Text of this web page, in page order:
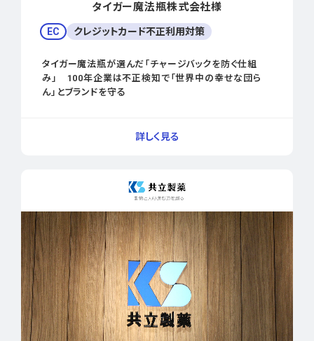
タイガー魔法瓶株式会社様
EC クレジットカード不正利用対策
タイガー魔法瓶が選んだ「チャージバックを防ぐ仕組
み」 100年企業は不正検知で「世界中の幸せな団ら
ん」とブランドを守る